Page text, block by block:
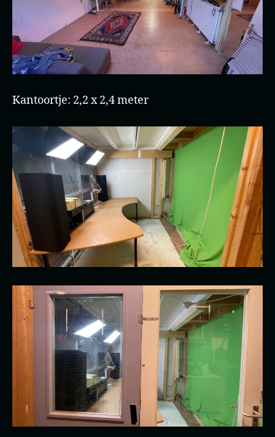
Kantoortje: 2,2 x 2,4 meter